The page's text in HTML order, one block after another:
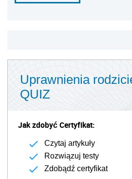
Uprawnienia
QUIZ
Jak zdobyć Certyfikat:
Czytaj artykuły
Rozwiązuj testy
Zdobądź certyfikat